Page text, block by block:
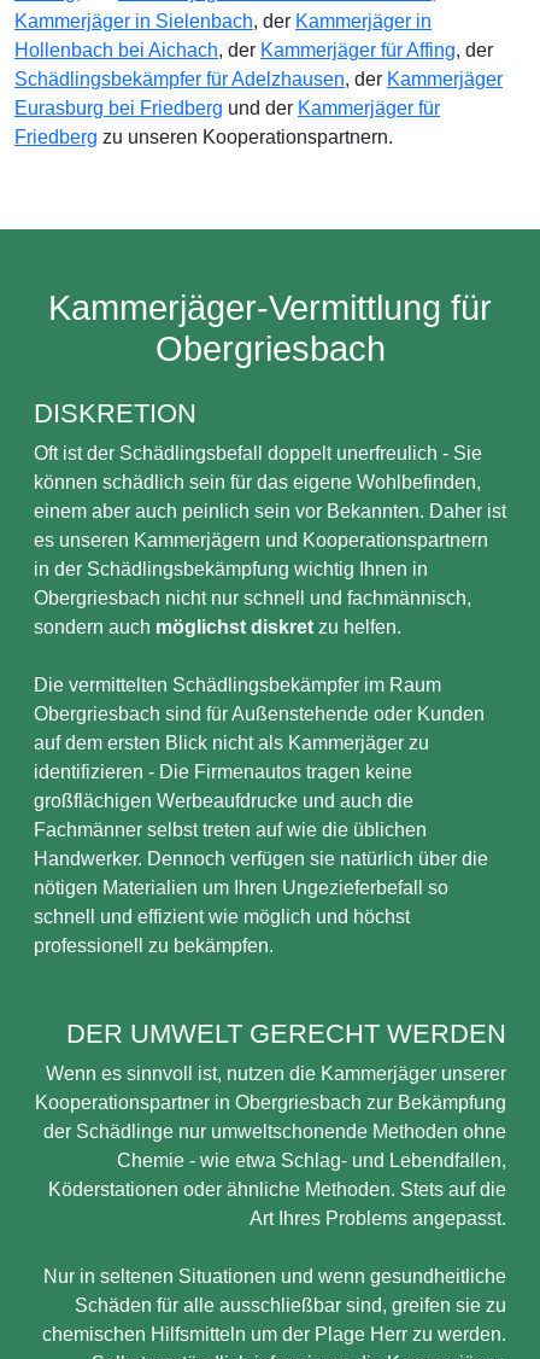
Kammerjäger in Sielenbach, der Kammerjäger in
Hollenbach bei Aichach, der Kammerjäger für Affing, der
Schädlingsbekämpfer für Adelzhausen, der Kammerjäger
Eurasburg bei Friedberg und der Kammerjäger für
Friedberg zu unseren Kooperationspartnern.
Kammerjäger-Vermittlung für
Obergriesbach
DISKRETION
Oft ist der Schädlingsbefall doppelt unerfreulich - Sie
können schädlich sein für das eigene Wohlbefinden,
einem aber auch peinlich sein vor Bekannten. Daher ist
es unseren Kammerjägern und Kooperationspartnern
in der Schädlingsbekämpfung wichtig Ihnen in
Obergriesbach nicht nur schnell und fachmännisch,
sondern auch möglichst diskret zu helfen.
Die vermittelten Schädlingsbekämpfer im Raum
Obergriesbach sind für Außenstehende oder Kunden
auf dem ersten Blick nicht als Kammerjäger zu
identifizieren - Die Firmenautos tragen keine
großflächigen Werbeaufdrucke und auch die
Fachmänner selbst treten auf wie die üblichen
Handwerker. Dennoch verfügen sie natürlich über die
nötigen Materialien um Ihren Ungezieferbefall so
schnell und effizient wie möglich und höchst
professionell zu bekämpfen.
DER UMWELT GERECHT WERDEN
Wenn es sinnvoll ist, nutzen die Kammerjäger unserer
Kooperationspartner in Obergriesbach zur Bekämpfung
der Schädlinge nur umweltschonende Methoden ohne
Chemie - wie etwa Schlag- und Lebendfallen,
Köderstationen oder ähnliche Methoden. Stets auf die
Art Ihres Problems angepasst.
Nur in seltenen Situationen und wenn gesundheitliche
Schäden für alle ausschließbar sind, greifen sie zu
chemischen Hilfsmitteln um der Plage Herr zu werden.